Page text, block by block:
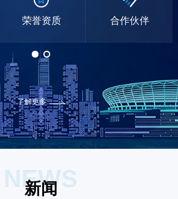
荣誉资质 合作伙伴
了解更多
NEWS
新闻